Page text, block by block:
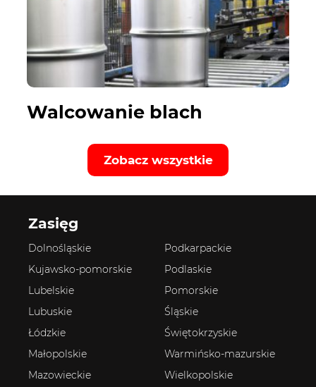
Walcowanie blach
Zobacz wszystkie
Zasięg
Dolnośląskie
Kujawsko-pomorskie
Lubelskie
Lubuskie
Łódzkie
Małopolskie
Mazowieckie
Podkarpackie
Podlaskie
Pomorskie
Śląskie
Świętokrzyskie
Warmińsko-mazurskie
Wielkopolskie